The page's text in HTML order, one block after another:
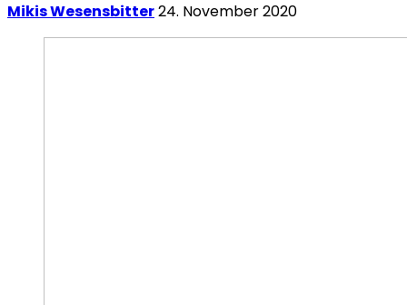
Mikis Wesensbitter24. November 2020